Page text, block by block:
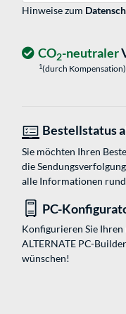
Hinweise zum
CO2-neutraler
1(durch Kompensation)
Bestellstatus
Sie möchten Ihren
die
alle Informationen
PC-
Konfigurieren Sie
ALTERNATE PC-
wünschen!